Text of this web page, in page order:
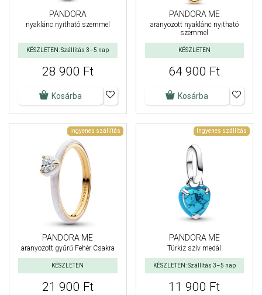
PANDORA
nyaklánc nyitható szemmel
KÉSZLETEN: Szállítás 3–5 nap
28 900 Ft
Kosárba
PANDORA ME
aranyozott nyaklánc nyitható
szemmel
KÉSZLETEN
64 900 Ft
Kosárba
Ingyenes szállítás
PANDORA ME
aranyozott gyűrű Fehér Csakra
KÉSZLETEN
21 900 Ft
Ingyenes szállítás
PANDORA ME
Türkiz szív medál
KÉSZLETEN: Szállítás 3–5 nap
11 900 Ft